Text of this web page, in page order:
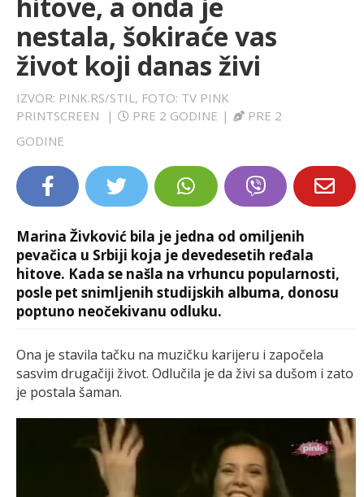
LIFESTYLE
EXTRA
nestala, šokiraće vas
život koji danas živi
IZVOR: PINK.RS/STIL, FOTO: TV PINK
PRINTSCREEN
| PRE 2 GODINE |
PRE 2
GODINE
Marina Živković bila je jedna od omiljenih
pevačica u Srbiji koja je devedesetih ređala
hitove. Kada se našla na vrhuncu popularnosti,
posle pet snimljenih studijskih albuma, donosu
poptuno neočekivanu odluku.
Ona je stavila tačku na muzičku karijeru i započela
sasvim drugačiji život. Odlučila je da živi sa dušom i zato
je postala šaman.